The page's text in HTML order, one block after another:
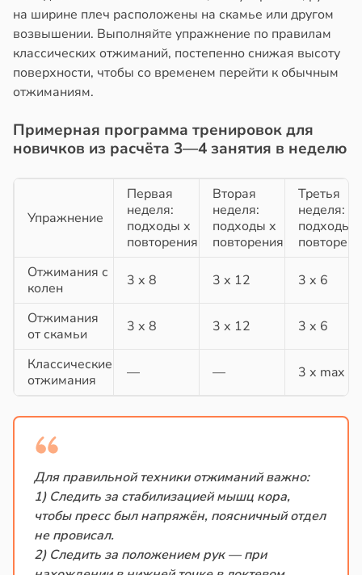
на ширине плеч расположены на скамье или другом
возвышении. Выполняйте упражнение по правилам
классических отжиманий, постепенно снижая высоту
поверхности, чтобы со временем перейти к обычным
отжиманиям.
Примерная программа тренировок для
новичков из расчёта 3—4 занятия в неделю
Упражнение
Первая
неделя:
подходы х
повторения
Вторая
неделя:
подходы х
повторения
Третья
неделя:
подходы х
Отжимания с
колен
3 х 8 3 х 12 3 х 6
Отжимания
от скамьи
3 х 8 3 х 12 3 х 6
Классические
отжимания
— — 3 х max
Для правильной техники отжиманий важно:
1) Следить за стабилизацией мышц кора,
чтобы пресс был напряжён, поясничный отдел
не провисал.
2) Следить за положением рук — при